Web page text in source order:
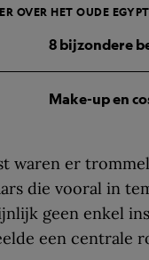
OVER HET OUDE
8 bijzondere
Make-up en
waren er
die vooral in
geen enkel
een centrale